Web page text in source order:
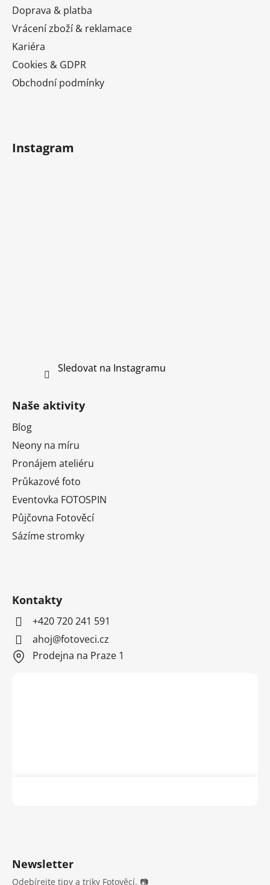
Doprava & platba
Vrácení zboží & reklamace
Kariéra
Cookies & GDPR
Obchodní podmínky
Instagram
Sledovat na Instagramu
Naše aktivity
Blog
Neony na míru
Pronájem ateliéru
Průkazové foto
Eventovka FOTOSPIN
Půjčovna Fotověcí
Sázíme stromky
Kontakty
+420 720 241 591
ahoj@fotoveci.cz
Prodejna na Praze 1
Newsletter
Odebírejte tipy a triky Fotověcí. 📷